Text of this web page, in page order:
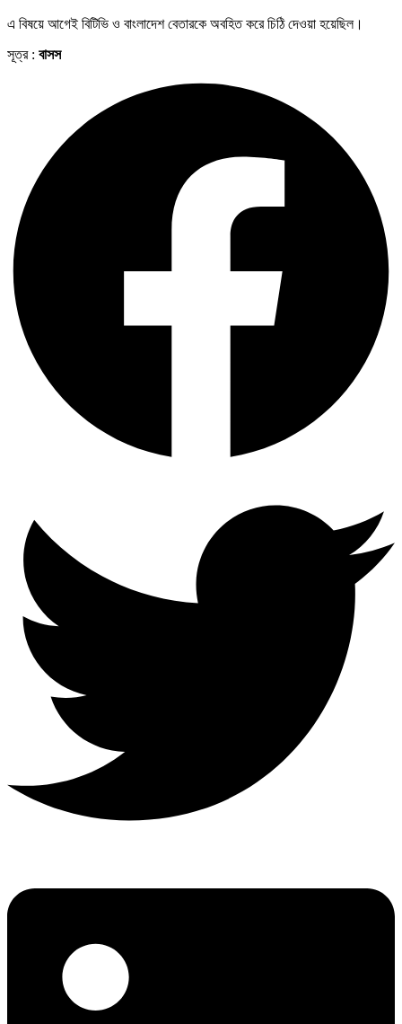
এ বিষয়ে আগেই বিটিভি ও বাংলাদেশ বেতারকে অবহিত করে চিঠি দেওয়া হয়েছিল।
সূত্র : বাসস